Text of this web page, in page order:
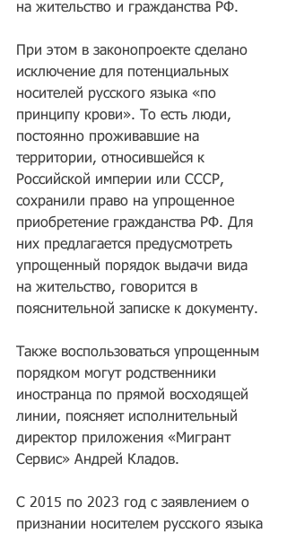
на жительство и гражданства РФ.
При этом в законопроекте сделано
исключение для потенциальных
носителей русского языка «по
принципу крови». То есть люди,
постоянно проживавшие на
территории, относившейся к
Российской империи или СССР,
сохранили право на упрощенное
приобретение гражданства РФ. Для
них предлагается предусмотреть
упрощенный порядок выдачи вида
на жительство, говорится в
пояснительной записке к документу.
Также воспользоваться упрощенным
порядком могут родственники
иностранца по прямой восходящей
линии, поясняет исполнительный
директор приложения «Мигрант
Сервис» Андрей Кладов.
С 2015 по 2023 год с заявлением о
признании носителем русского языка